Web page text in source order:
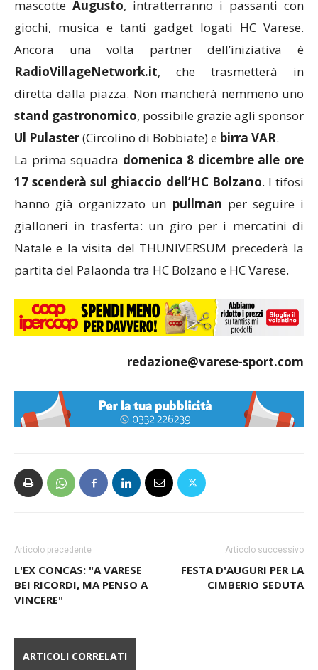
mascotte Augusto, intratterranno i passanti con
giochi, musica e tanti gadget logati HC Varese.
Ancora una volta partner dell’iniziativa è
RadioVillageNetwork.it, che trasmetterà in
diretta dalla piazza. Non mancherà nemmeno uno
stand gastronomico, possibile grazie agli sponsor
Ul Pulaster(Circolino di Bobbiate) e birra VAR.
La prima squadra domenica 8 dicembre alle ore
17 scenderà sul ghiaccio dell’HC Bolzano. I tifosi
hanno già organizzato un pullman per seguire i
gialloneri in trasferta: un giro per i mercatini di
Natale e la visita del THUNIVERSUM precederà la
partita del Palaonda tra HC Bolzano e HC Varese.
redazione@varese-sport.com
Articolo precedente
L'EX CONCAS: "A VARESE
BEI RICORDI, MA PENSO A
VINCERE"
Articolo successivo
FESTA D'AUGURI PER LA
CIMBERIO SEDUTA
ARTICOLI CORRELATI